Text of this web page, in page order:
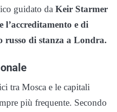
guidato da Keir Starmer
l’accreditamento e di
russo di stanza a Londra.
tra Mosca e le capitali
più frequente. Secondo